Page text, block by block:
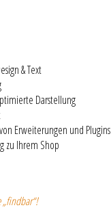
& Text
Darstellung
Erweiterungen und Plugins
zu Ihrem Shop